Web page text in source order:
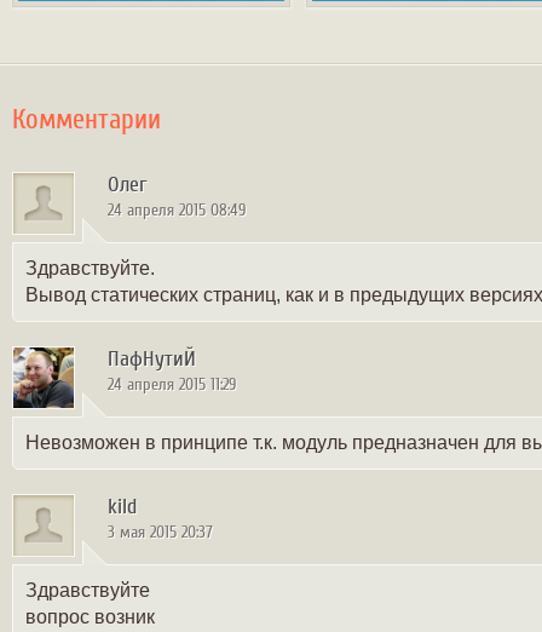
Комментарии
Олег
24 апреля 2015 08:49
Здравствуйте.
Вывод статических страниц, как и в предыдущих
ПафНутиЙ
24 апреля 2015 11:29
Невозможен в принципе т.к. модуль предназначен для
kild
3 мая 2015 20:37
Здравствуйте
вопрос возник